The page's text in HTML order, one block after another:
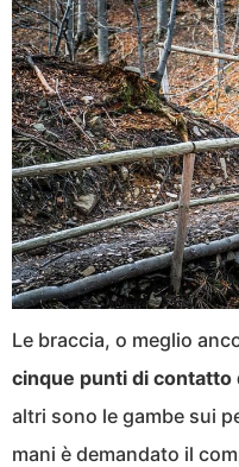
Le braccia, o meglio
cinque punti di contatto
altri sono le gambe sui
mani è demandato il